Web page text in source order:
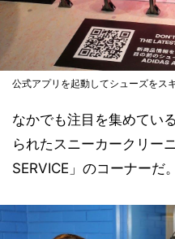
公式アプリを起動してシューズをス
なかでも注目を集めてい
られたスニーカークリー
SERVICE」のコーナーだ。